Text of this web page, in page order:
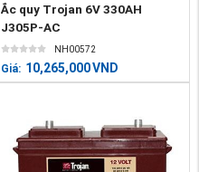
Ắc quy Trojan 6V 330AH
J305P-AC
NH00572
Giá: 10,265,000VND